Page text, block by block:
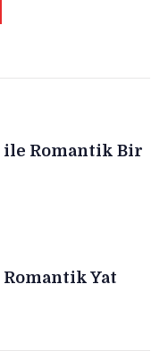
ile Romantik Bir
Yat